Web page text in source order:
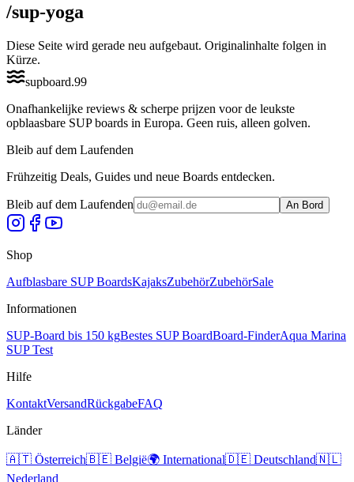
/sup-yoga
Diese Seite wird gerade neu aufgebaut. Originalinhalte folgen in
Kürze.
supboard.99
Onafhankelijke reviews & scherpe prijzen voor de leukste
opblaasbare SUP boards in Europa. Geen ruis, alleen golven.
Bleib auf dem Laufenden
Frühzeitig Deals, Guides und neue Boards entdecken.
Bleib auf dem Laufenden An Bord
Shop
Aufblasbare SUP BoardsKajaksZubehörZubehörSale
Informationen
SUP-Board bis 150 kgBestes SUP BoardBoard-FinderAqua Marina
SUP Test
Hilfe
KontaktVersandRückgabeFAQ
Länder
🇦🇹 Österreich🇧🇪 België🌍 International🇩🇪 Deutschland🇳🇱
Nederland